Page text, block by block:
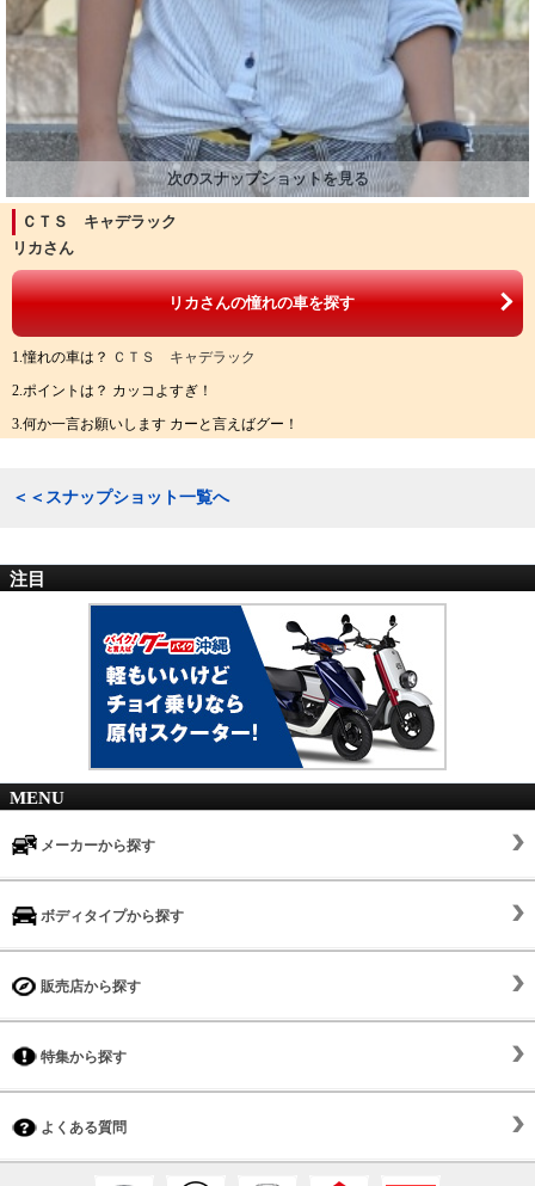
ＣＴＳ キャデラック
リカさん
リカさんの憧れの車を探す
1.憧れの車は？ ＣＴＳ キャデラック
2.ポイントは？ カッコよすぎ！
3.何か一言お願いします カーと言えばグー！
＜＜スナップショット一覧へ
注目
MENU
メーカーから探す
ボディタイプから探す
販売店から探す
特集から探す
よくある質問